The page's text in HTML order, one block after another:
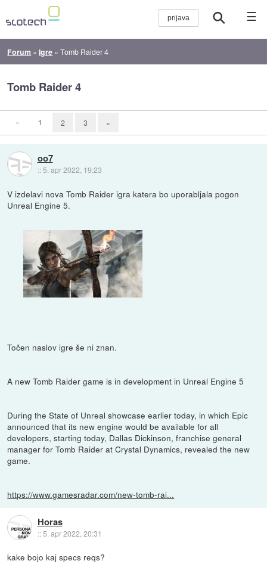
☰
Forum »Igre »Tomb Raider 4
Tomb Raider 4
« 1 2 3 »
oo7
:: 5. apr 2022, 19:23
V izdelavi nova Tomb Raider igra katera bo uporabljala pogon
Unreal Engine 5.
Točen naslov igre še ni znan.
A new Tomb Raider game is in development in Unreal Engine 5
During the State of Unreal showcase earlier today, in which Epic
announced that its new engine would be available for all
developers, starting today, Dallas Dickinson, franchise general
manager for Tomb Raider at Crystal Dynamics, revealed the new
game.
https://www.gamesradar.com/new-tomb-rai...
Horas
::5. apr 2022, 20:31
kake bojo kaj specs reqs?